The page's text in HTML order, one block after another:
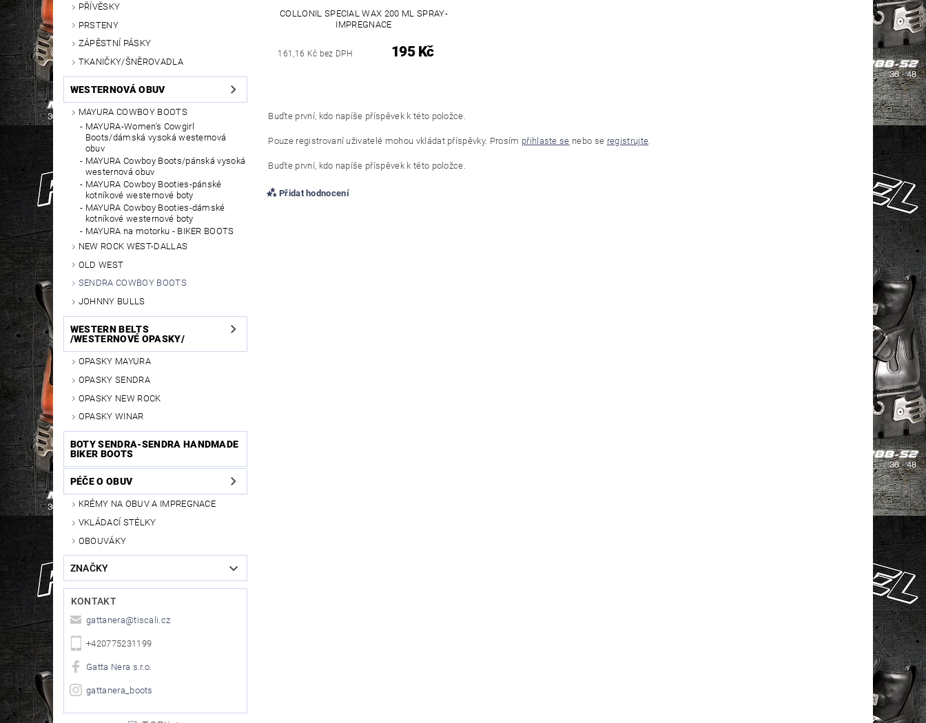
PŘÍVĚSKY
PRSTENY
ZÁPĚSTNÍ PÁSKY
TKANIČKY/ŠNĚROVADLA
WESTERNOVÁ OBUV
MAYURA COWBOY BOOTS
MAYURA-Women's Cowgirl
Boots/dámská vysoká westernová
obuv
MAYURA Cowboy Boots/pánská vysoká
westernová obuv
MAYURA Cowboy Booties-pánské
kotníkové westernové boty
MAYURA Cowboy Booties-dámské
kotníkové westernové boty
MAYURA na motorku - BIKER BOOTS
NEW ROCK WEST-DALLAS
OLD WEST
SENDRA COWBOY BOOTS
JOHNNY BULLS
WESTERN BELTS
/WESTERNOVÉ OPASKY/
OPASKY MAYURA
OPASKY SENDRA
OPASKY NEW ROCK
OPASKY WINAR
BOTY SENDRA-SENDRA HANDMADE
BIKER BOOTS
PÉČE O OBUV
KRÉMY NA OBUV A IMPREGNACE
VKLÁDACÍ STÉLKY
OBOUVÁKY
ZNAČKY
KONTAKT
gattanera@tiscali.cz
+420775231199
Gatta Nera s.r.o.
gattanera_boots
COLLONIL SPECIAL WAX 200 ML SPRAY-
IMPREGNACE
161,16 Kč bez DPH 195 Kč
Buďte první, kdo napíše příspěvek k této položce.
Pouze registrovaní uživatelé mohou vkládat příspěvky. Prosím přihlaste se nebo se registrujte
Buďte první, kdo napíše příspěvek k této položce.
Přidat hodnocení